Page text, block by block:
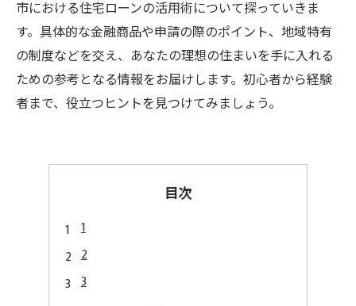
市における住宅ローンの活用術について探っていきま
す。具体的な金融商品や申請の際のポイント、地域特有
の制度などを交え、あなたの理想の住まいを手に入れる
ための参考となる情報をお届けします。初心者から経験
者まで、役立つヒントを見つけてみましょう。
目次
1
2
3